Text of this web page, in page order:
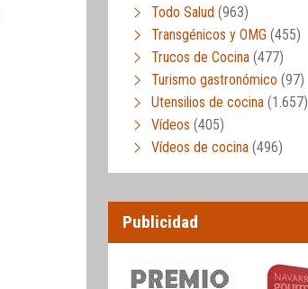
Todo Salud (963)
Transgénicos y OMG (455)
Trucos de Cocina (477)
Turismo gastronómico (97)
Utensilios de cocina (1.657)
Vídeos (405)
Vídeos de cocina (496)
Publicidad